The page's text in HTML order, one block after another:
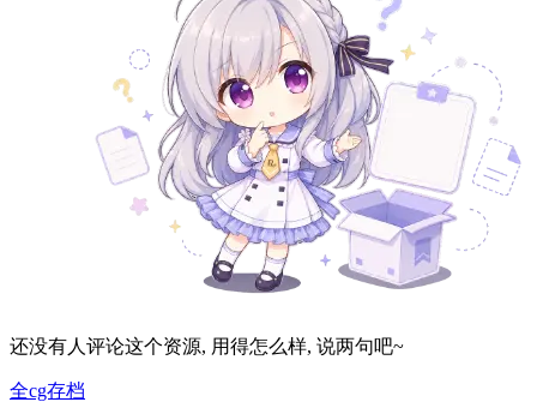
还没有人评论这个资源, 用得怎么样, 说两句吧~
全cg存档